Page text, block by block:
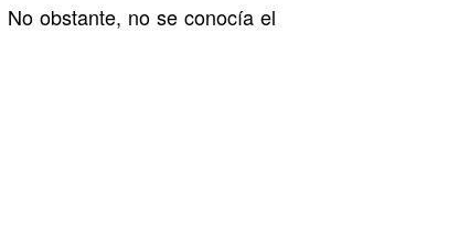
No obstante, no se conocía el